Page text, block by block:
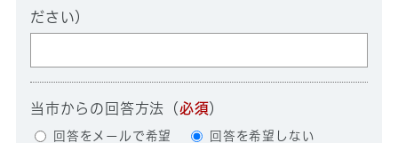
ださい）
当市からの回答方法 （必須）
回答をメールで希望 回答を希望しない